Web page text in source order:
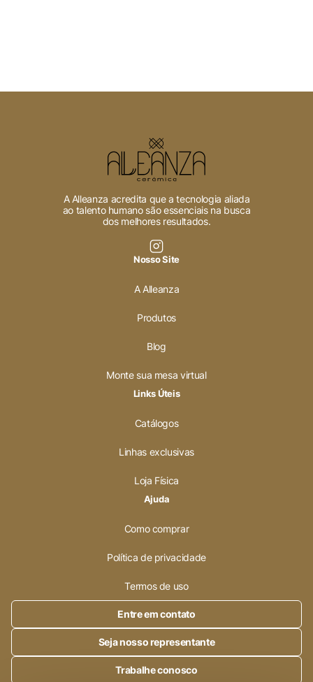
A Alleanza acredita que a tecnologia aliada
ao talento humano são essenciais na busca
dos melhores resultados.
Nosso Site
A Alleanza
Produtos
Blog
Monte sua mesa virtual
Links Úteis
Catálogos
Linhas exclusivas
Loja Física
Ajuda
Como comprar
Política de privacidade
Termos de uso
Entre em contato
Seja nosso representante
Trabalhe conosco